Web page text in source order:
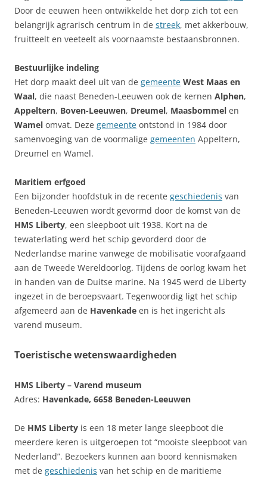
Door de eeuwen heen ontwikkelde het dorp zich tot een
belangrijk agrarisch centrum in de streek, met akkerbouw,
fruitteelt en veeteelt als voornaamste bestaansbronnen.
Bestuurlijke indeling
Het dorp maakt deel uit van de gemeente West Maas en
Waal, die naast Beneden-Leeuwen ook de kernen Alphen,
Appeltern, Boven-Leeuwen, Dreumel, Maasbommel en
Wamel omvat. Deze gemeente ontstond in 1984 door
samenvoeging van de voormalige gemeenten Appeltern,
Dreumel en Wamel.
Maritiem erfgoed
Een bijzonder hoofdstuk in de recente geschiedenis van
Beneden-Leeuwen wordt gevormd door de komst van de
HMS Liberty, een sleepboot uit 1938. Kort na de
tewaterlating werd het schip gevorderd door de
Nederlandse marine vanwege de mobilisatie voorafgaand
aan de Tweede Wereldoorlog. Tijdens de oorlog kwam het
in handen van de Duitse marine. Na 1945 werd de Liberty
ingezet in de beroepsvaart. Tegenwoordig ligt het schip
afgemeerd aan de Havenkade en is het ingericht als
varend museum.
Toeristische wetenswaardigheden
HMS Liberty – Varend museum
Adres: Havenkade, 6658 Beneden-Leeuwen
De HMS Liberty is een 18 meter lange sleepboot die
meerdere keren is uitgeroepen tot “mooiste sleepboot van
Nederland”. Bezoekers kunnen aan boord kennismaken
met de geschiedenis van het schip en de maritieme